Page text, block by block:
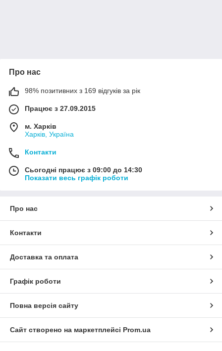
Про нас
98% позитивних з 169 відгуків за рік
Працює з 27.09.2015
м. Харків
Харків, Україна
Контакти
Сьогодні працює з 09:00 до 14:30
Показати весь графік роботи
Про нас
Контакти
Доставка та оплата
Графік роботи
Повна версія сайту
Сайт створено на маркетплейсі Prom.ua